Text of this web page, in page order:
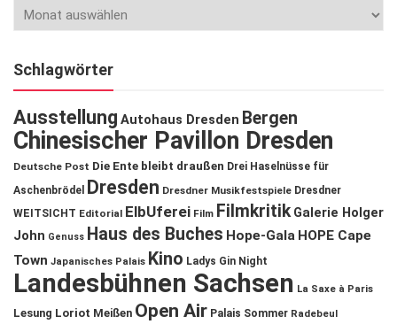
Schlagwörter
Ausstellung Autohaus Dresden Bergen
Chinesischer Pavillon Dresden
Deutsche Post Die Ente bleibt draußen Drei Haselnüsse für
Aschenbrödel
Dresden Dresdner Musikfestspiele Dresdner
WEITSICHT Editorial ElbUferei Film Filmkritik Galerie Holger
John Genuss Haus des Buches Hope-Gala HOPE Cape
Town Japanisches Palais Kino Ladys Gin Night
Landesbühnen Sachsen La Saxe à Paris
Lesung Loriot Meißen Open Air Palais Sommer Radebeul